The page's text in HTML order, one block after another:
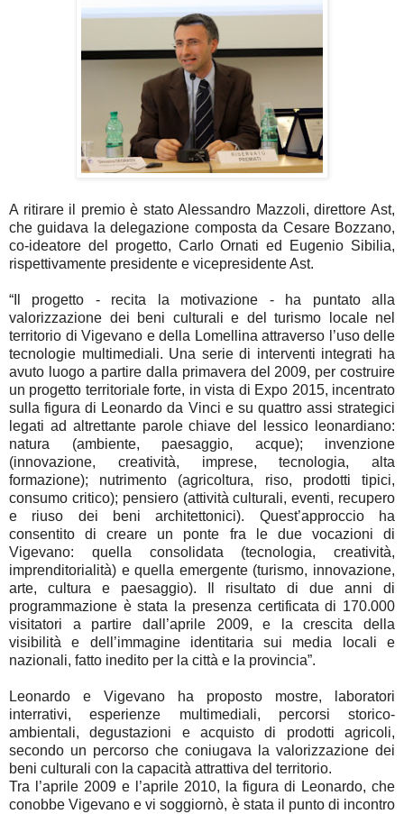
A ritirare il premio è stato Alessandro Mazzoli, direttore Ast,
che guidava la delegazione composta da Cesare Bozzano,
co-ideatore del progetto, Carlo Ornati ed Eugenio Sibilia,
rispettivamente presidente e vicepresidente Ast.
“Il progetto - recita la motivazione - ha puntato alla
valorizzazione dei beni culturali e del turismo locale nel
territorio di Vigevano e della Lomellina attraverso l’uso delle
tecnologie multimediali. Una serie di interventi integrati ha
avuto luogo a partire dalla primavera del 2009, per costruire
un progetto territoriale forte, in vista di Expo 2015, incentrato
sulla figura di Leonardo da Vinci e su quattro assi strategici
legati ad altrettante parole chiave del lessico leonardiano:
natura (ambiente, paesaggio, acque); invenzione
(innovazione, creatività, imprese, tecnologia, alta
formazione); nutrimento (agricoltura, riso, prodotti tipici,
consumo critico); pensiero (attività culturali, eventi, recupero
e riuso dei beni architettonici). Quest’approccio ha
consentito di creare un ponte fra le due vocazioni di
Vigevano: quella consolidata (tecnologia, creatività,
imprenditorialità) e quella emergente (turismo, innovazione,
arte, cultura e paesaggio). Il risultato di due anni di
programmazione è stata la presenza certificata di 170.000
visitatori a partire dall’aprile 2009, e la crescita della
visibilità e dell’immagine identitaria sui media locali e
nazionali, fatto inedito per la città e la provincia”.
Leonardo e Vigevano ha proposto mostre, laboratori
interrativi, esperienze multimediali, percorsi storico-
ambientali, degustazioni e acquisto di prodotti agricoli,
secondo un percorso che coniugava la valorizzazione dei
beni culturali con la capacità attrattiva del territorio.
Tra l’aprile 2009 e l’aprile 2010, la figura di Leonardo, che
conobbe Vigevano e vi soggiornò, è stata il punto di incontro